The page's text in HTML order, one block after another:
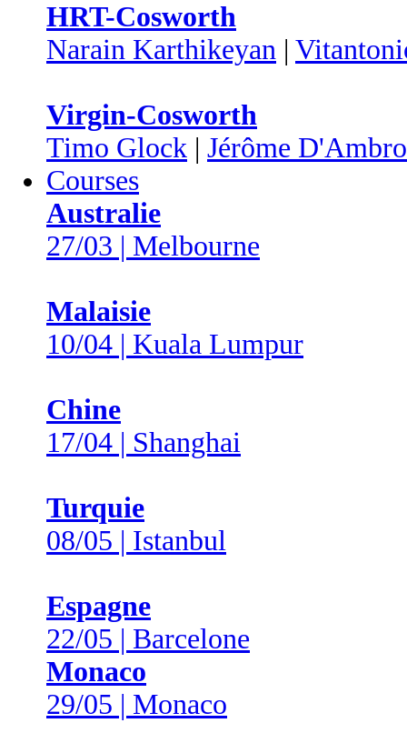
HRT-Cosworth
Narain Karthikeyan |
Virgin-Cosworth
Timo Glock | Jérôme
Courses
Australie
27/03 | Melbourne
Malaisie
10/04 | Kuala Lumpur
Chine
17/04 | Shanghai
Turquie
08/05 | Istanbul
Espagne
22/05 | Barcelone
Monaco
29/05 | Monaco